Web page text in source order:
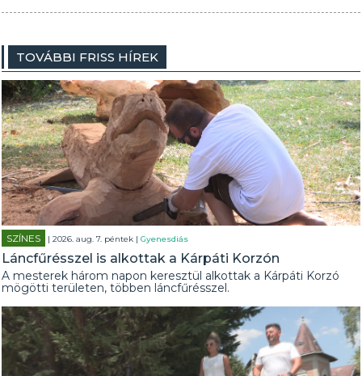
TOVÁBBI FRISS HÍREK
SZÍNES | 2026. aug. 7. péntek |Gyenesdiás
Láncfűrésszel is alkottak a Kárpáti Korzón
A mesterek három napon keresztül alkottak a Kárpáti Korzó
mögötti területen, többen láncfűrésszel.